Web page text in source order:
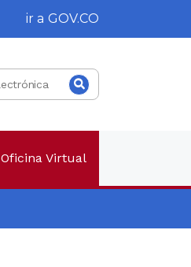
ir a GOV.CO
Buscar
Oficina Virtual